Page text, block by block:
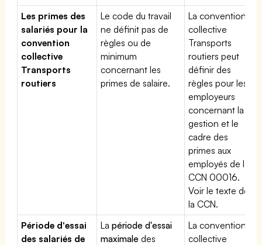
Les primes des
salariés pour la
convention
collective
Transports
routiers
Le code du travail
ne définit pas de
règles ou de
minimum
concernant les
primes de salaire.
La convention
collective
Transports
routiers peut
définir des
règles pour les
employeurs
concernant la
gestion et le
cadre des
primes aux
employés de la
CCN 00016.
Voir le texte de
la CCN.
Période d'essai
des salariés de
Lapériode d'essai
maximale des
La convention
collective